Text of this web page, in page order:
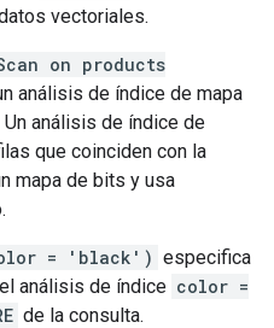
vectoriales.
on products
análisis de índice de mapa
Un análisis de índice de
que coinciden con la
mapa de bits y usa
= 'black') especifica
análisis de índice color =
de la consulta.